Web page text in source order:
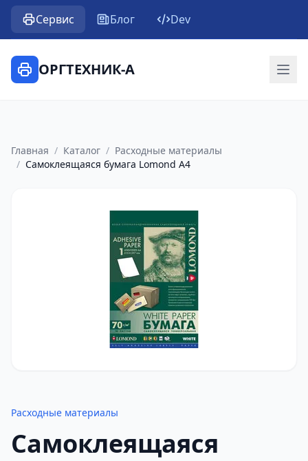
Сервис Блог Dev
ОРГТЕХНИК-А
Главная / Каталог / Расходные материалы
/ Самоклеящаяся бумага Lomond A4
Расходные материалы
Самоклеящаяся